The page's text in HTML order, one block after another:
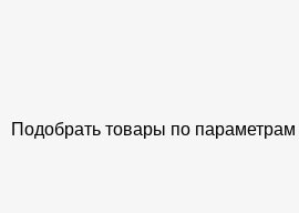
Подобрать товары по параметрам